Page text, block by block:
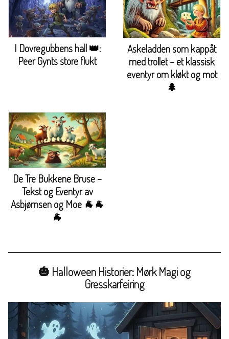
I Dovregubbens hall 👑:
Peer Gynts store flukt
Askeladden som kappåt
med trollet – et klassisk
eventyr om kløkt og mot
🌲
De Tre Bukkene Bruse –
Tekst og Eventyr av
Asbjørnsen og Moe 🐐🐐
🐐
🎃 Halloween Historier: Mørk Magi og
Gresskarfeiring